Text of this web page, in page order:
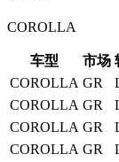
COROLLA
车型 市场
COROLLA GR
COROLLA GR
COROLLA GR
COROLLA GR